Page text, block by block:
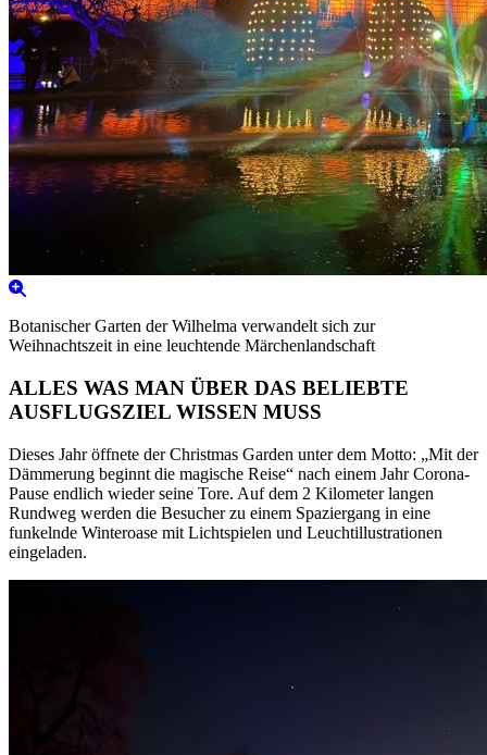
Botanischer Garten der Wilhelma verwandelt sich zur
Weihnachtszeit in eine leuchtende Märchenlandschaft
ALLES WAS MAN ÜBER DAS BELIEBTE
AUSFLUGSZIEL WISSEN MUSS
Dieses Jahr öffnete der Christmas Garden unter dem Motto: „Mit der
Dämmerung beginnt die magische Reise“ nach einem Jahr Corona-
Pause endlich wieder seine Tore. Auf dem 2 Kilometer langen
Rundweg werden die Besucher zu einem Spaziergang in eine
funkelnde Winteroase mit Lichtspielen und Leuchtillustrationen
eingeladen.